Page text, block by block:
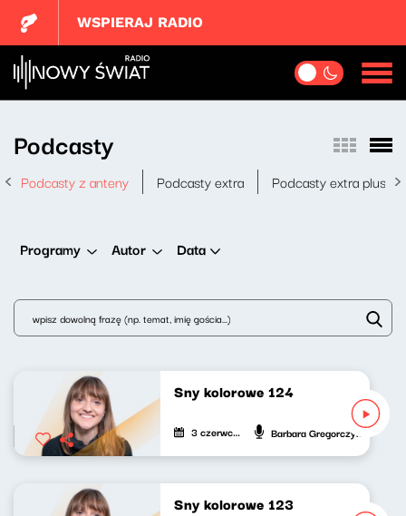
WSPIERAJ RADIO
Podcasty
Podcasty z anteny Podcasty extra Podcasty extra plus
Programy Autor Data
Sny kolorowe 124
3 czerwca 2023 Barbara Gregorczyk
Sny kolorowe 123